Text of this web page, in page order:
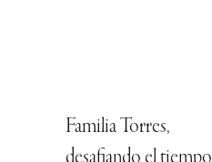
Familia Torres,